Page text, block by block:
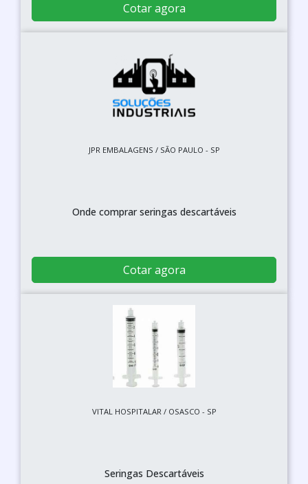
Cotar agora
JPR EMBALAGENS / SÃO PAULO - SP
Onde comprar seringas descartáveis
Cotar agora
VITAL HOSPITALAR / OSASCO - SP
Seringas Descartáveis